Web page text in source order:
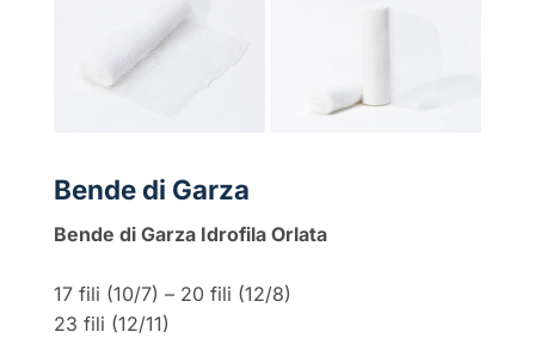
Bende di Garza
Bende di Garza Idrofila Orlata
17 fili (10/7) – 20 fili (12/8)
23 fili (12/11)